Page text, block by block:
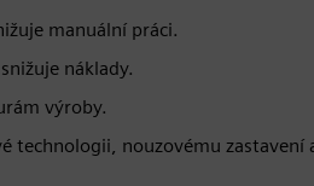
manuální práci.
náklady.
výroby.
technologii, nouzovému zastavení